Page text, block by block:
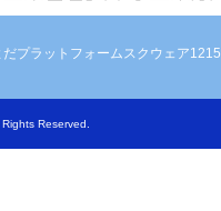
プラットフォームスクウェア1215
Rights Reserved.